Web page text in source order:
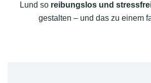
Lund so reibungslos und
gestalten – und das zu einem